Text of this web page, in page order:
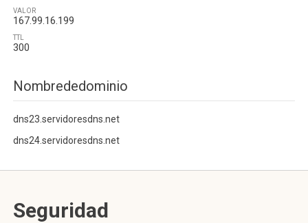
VALOR
167.99.16.199
TTL
300
Nombrededominio
dns23.servidoresdns.net
dns24.servidoresdns.net
Seguridad